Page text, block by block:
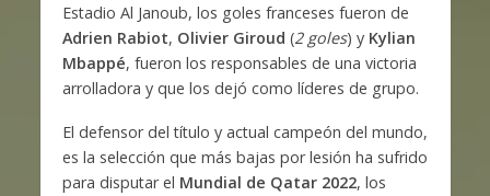
Estadio Al Janoub, los goles franceses fueron de
Adrien Rabiot, Olivier Giroud (2 goles) y Kylian
Mbappé, fueron los responsables de una victoria
arrolladora y que los dejó como líderes de grupo.
El defensor del título y actual campeón del mundo,
es la selección que más bajas por lesión ha sufrido
para disputar el Mundial de Qatar 2022, los